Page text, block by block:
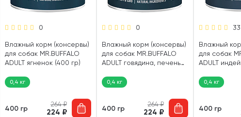
0
Влажный корм (консервы)
для собак MR.BUFFALO
ADULT ягненок (400 гр)
0,4 кг
400 гр
264₽
224 ₽
0
Влажный корм (консервы)
для собак MR.BUFFALO
ADULT говядина, печень
0,4 кг
400 гр
264₽
224 ₽
33
Влажный
для собак
ADULT
0,4 кг
400 гр